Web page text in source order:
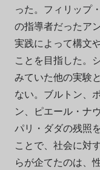
った。フィリップ
の指導者だったア
実践によって構文
ことを目指した。
みていた他の実験
ない。ブルトン、
ン、ピエール・ナ
パリ・ダダの残照
ことで、社会に対
らが企てたのは、